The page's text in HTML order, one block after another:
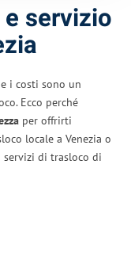
servizio
i costi sono un
Ecco perché
per offrirti
locale a Venezia o
di trasloco di